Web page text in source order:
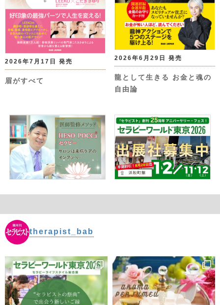
2026年7月17日 発売
眉がすべて
2026年6月29日 発売
龍として生きる お金と魂の
自由論
therapist_bab